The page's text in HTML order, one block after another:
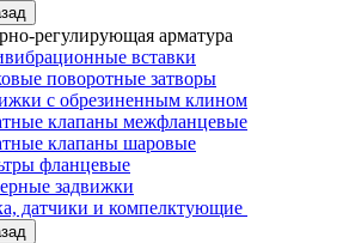
регулирующая арматура
вставки
поворотные затворы
с обрезиненным клином
клапаны межфланцевые
клапаны шаровые
фланцевые
задвижки
датчики и компелктующие